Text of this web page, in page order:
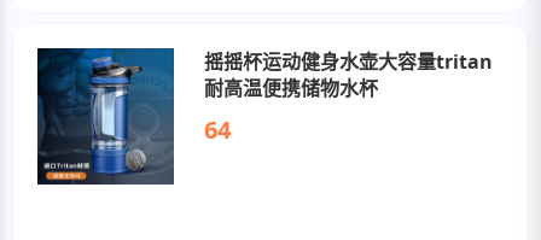
摇摇杯运动健身水壶大容量tritan
耐高温便携储物水杯
64